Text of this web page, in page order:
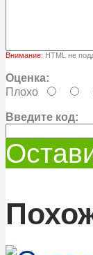
Внимание: HTML не
Оценка:
Плохо
Введите код: